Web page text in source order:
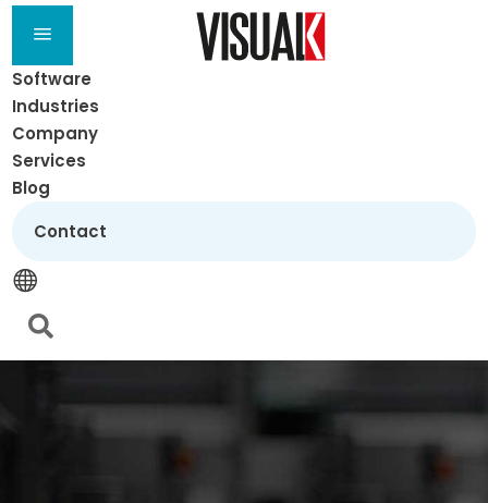
a
Software
Industries
Company
Services
Blog
Contact

